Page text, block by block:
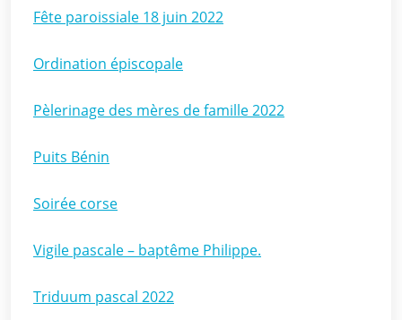
Fête paroissiale 18 juin 2022
Ordination épiscopale
Pèlerinage des mères de famille 2022
Puits Bénin
Soirée corse
Vigile pascale – baptême Philippe.
Triduum pascal 2022